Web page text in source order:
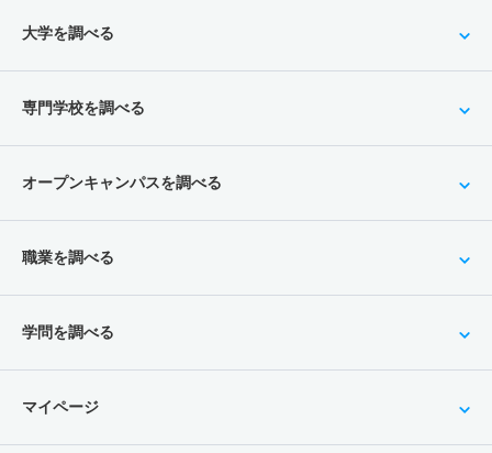
大学を調べる
専門学校を調べる
オープンキャンパスを調べる
職業を調べる
学問を調べる
マイページ